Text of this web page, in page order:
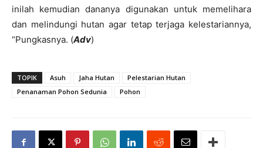
inilah kemudian dananya digunakan untuk memelihara
dan melindungi hutan agar tetap terjaga kelestariannya,
“Pungkasnya. (Adv)
TOPIK Asuh Jaha Hutan
Pelestarian Hutan
Penanaman Pohon Sedunia
Pohon